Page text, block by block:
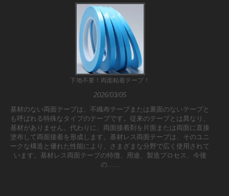
下地不要！両面粘着テープ！
2026/03/05
基材のない両面テープは、不織布テープまたは裏面のないテープと
も呼ばれる特殊なタイプのテープです。従来のテープとは異なり、
基材がありません。代わりに、両面接着剤を片面または両面に直接
塗布して両面接着を形成します。基材レス両面テープは、そのユニ
ークな構造と優れた性能により、さまざまな分野で広く使用されて
います。基材レス両面テープの特徴、用途、製造プロセス、今後
の......